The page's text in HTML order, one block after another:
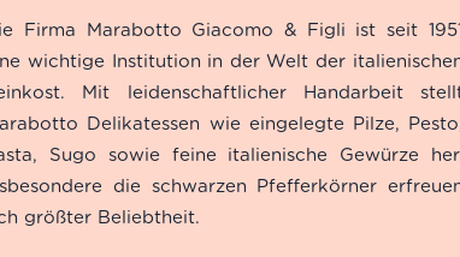
von 5,
Firma Marabotto Giacomo & Figli ist seit
wichtige Institution in der Welt der
Mit leidenschaftlicher Handarbeit
Delikatessen wie eingelegte Pilze,
Sugo sowie feine italienische Gewürze
die schwarzen Pfefferkörner
größter Beliebtheit.